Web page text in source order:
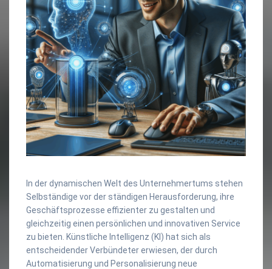
In der dynamischen Welt des Unternehmertums stehen
Selbständige vor der ständigen Herausforderung, ihre
Geschäftsprozesse effizienter zu gestalten und
gleichzeitig einen persönlichen und innovativen Service
zu bieten. Künstliche Intelligenz (KI) hat sich als
entscheidender Verbündeter erwiesen, der durch
Automatisierung und Personalisierung neue